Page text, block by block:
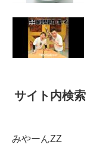
サイト内検索
みやーんZZ